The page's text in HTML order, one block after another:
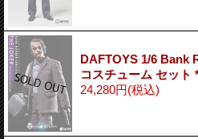
DAFTOYS 1/6 Bank
コスチューム セット
24,280円(税込)